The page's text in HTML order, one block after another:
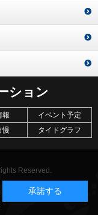
ション
報
イベント予定
慢
タイドグラフ
Reserved.
承諾する